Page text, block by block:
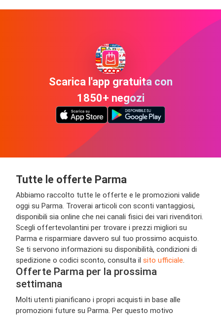
Scarica l'app gratuita con
1850+ negozi
Tutte le offerte Parma
Abbiamo raccolto tutte le offerte e le promozioni valide
oggi su Parma. Troverai articoli con sconti vantaggiosi,
disponibili sia online che nei canali fisici dei vari rivenditori.
Scegli offertevolantini per trovare i prezzi migliori su
Parma e risparmiare davvero sul tuo prossimo acquisto.
Se ti servono informazioni su disponibilità, condizioni di
spedizione o codici sconto, consulta il sito ufficiale.
Offerte Parma per la prossima
settimana
Molti utenti pianificano i propri acquisti in base alle
promozioni future su Parma. Per questo motivo